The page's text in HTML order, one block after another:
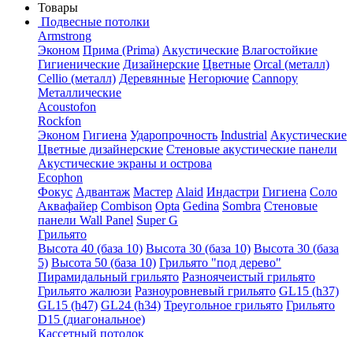
Товары
Подвесные потолки
Armstrong
Эконом Прима (Prima) Акустические Влагостойкие
Гигиенические Дизайнерские Цветные Orcal (металл)
Cellio (металл) Деревянные Негорючие Cannopy
Металлические
Acoustofon
Rockfon
Эконом Гигиена Ударопрочность Industrial Акустические
Цветные дизайнерские Стеновые акустические панели
Акустические экраны и острова
Ecophon
Фокус Адвантаж Мастер Alaid Индастри Гигиена Соло
Аквафайер Combison Opta Gedina Sombra Стеновые
панели Wall Panel Super G
Грильято
Высота 40 (база 10) Высота 30 (база 10) Высота 30 (база
5) Высота 50 (база 10) Грильято "под дерево"
Пирамидальный грильято Разноячеистый грильято
Грильято жалюзи Разноуровневый грильято GL15 (h37)
GL15 (h47) GL24 (h34) Треугольное грильято Грильято
D15 (диагональное)
Кассетный потолок